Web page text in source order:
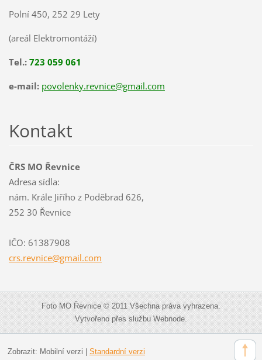
Polní 450, 252 29 Lety
(areál Elektromontáží)
Tel.: 723 059 061
e-mail: povolenky.revnice@gmail.com
Kontakt
ČRS MO Řevnice
Adresa sídla:
nám. Krále Jiřího z Poděbrad 626,
252 30 Řevnice
IČO: 61387908
crs.revnice@gmail.com
Foto MO Řevnice © 2011 Všechna práva vyhrazena.
Vytvořeno přes službu Webnode.
Zobrazit: Mobilní verzi | Standardní verzi